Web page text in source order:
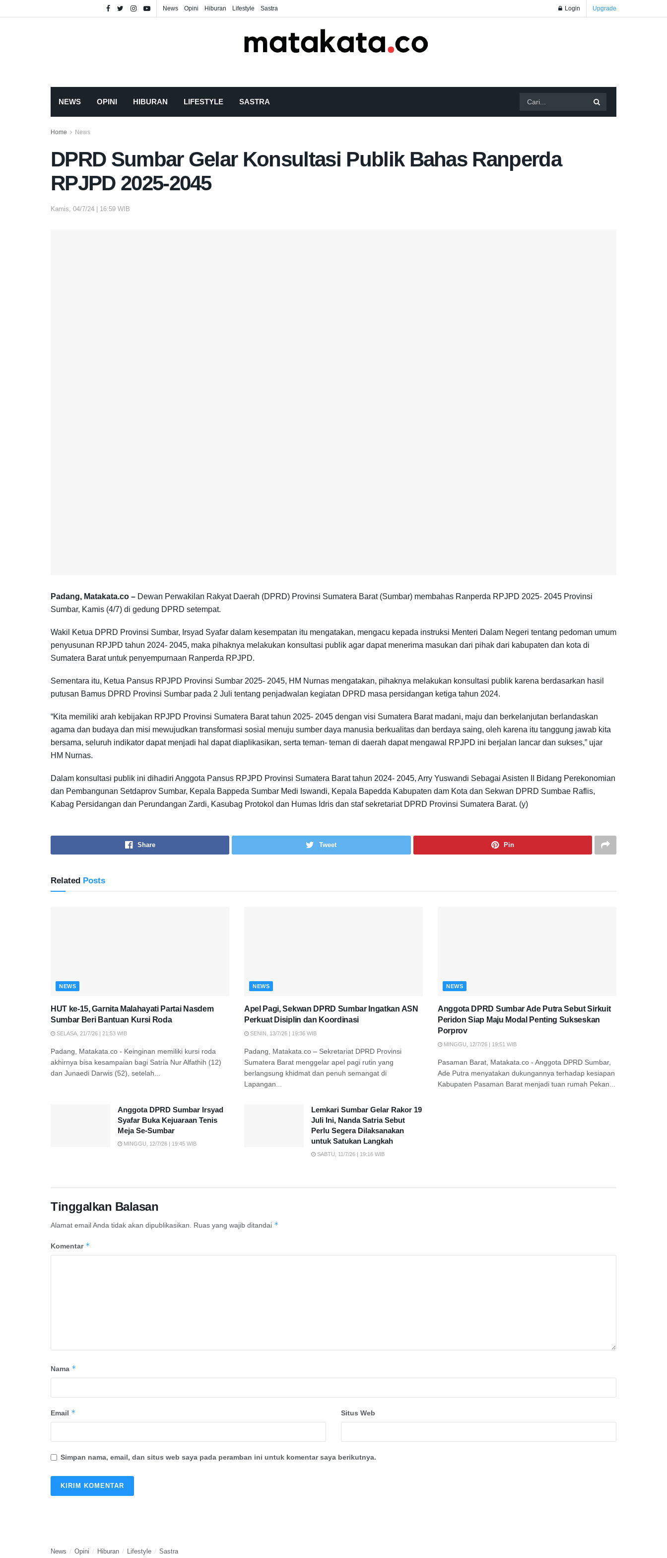
News Opini Hiburan Lifestyle Sastra Login Upgrade
NEWS OPINI HIBURAN LIFESTYLE SASTRA
Home News
DPRD Sumbar Gelar Konsultasi Publik Bahas Ranperda
RPJPD 2025-2045
Kamis, 04/7/24 | 16:59 WIB
Padang, Matakata.co – Dewan Perwakilan Rakyat Daerah (DPRD) Provinsi Sumatera Barat (Sumbar) membahas Ranperda RPJPD 2025- 2045 Provinsi
Sumbar, Kamis (4/7) di gedung DPRD setempat.
Wakil Ketua DPRD Provinsi Sumbar, Irsyad Syafar dalam kesempatan itu mengatakan, mengacu kepada instruksi Menteri Dalam Negeri tentang pedoman umum
penyusunan RPJPD tahun 2024- 2045, maka pihaknya melakukan konsultasi publik agar dapat menerima masukan dari pihak dari kabupaten dan kota di
Sumatera Barat untuk penyempurnaan Ranperda RPJPD.
Sementara itu, Ketua Pansus RPJPD Provinsi Sumbar 2025- 2045, HM Nurnas mengatakan, pihaknya melakukan konsultasi publik karena berdasarkan hasil
putusan Bamus DPRD Provinsi Sumbar pada 2 Juli tentang penjadwalan kegiatan DPRD masa persidangan ketiga tahun 2024.
“Kita memiliki arah kebijakan RPJPD Provinsi Sumatera Barat tahun 2025- 2045 dengan visi Sumatera Barat madani, maju dan berkelanjutan berlandaskan
agama dan budaya dan misi mewujudkan transformasi sosial menuju sumber daya manusia berkualitas dan berdaya saing, oleh karena itu tanggung jawab kita
bersama, seluruh indikator dapat menjadi hal dapat diaplikasikan, serta teman- teman di daerah dapat mengawal RPJPD ini berjalan lancar dan sukses,” ujar
HM Nurnas.
Dalam konsultasi publik ini dihadiri Anggota Pansus RPJPD Provinsi Sumatera Barat tahun 2024- 2045, Arry Yuswandi Sebagai Asisten II Bidang Perekonomian
dan Pembangunan Setdaprov Sumbar, Kepala Bappeda Sumbar Medi Iswandi, Kepala Bapedda Kabupaten dam Kota dan Sekwan DPRD Sumbae Raflis,
Kabag Persidangan dan Perundangan Zardi, Kasubag Protokol dan Humas Idris dan staf sekretariat DPRD Provinsi Sumatera Barat. (y)
Share Tweet Pin
Related Posts
NEWS
HUT ke-15, Garnita Malahayati Partai Nasdem
Sumbar Beri Bantuan Kursi Roda
SELASA, 21/7/26 | 21:53 WIB
Padang, Matakata.co - Keinginan memiliki kursi roda
akhirnya bisa kesampaian bagi Satria Nur Alfathih (12)
dan Junaedi Darwis (52), setelah...
NEWS
Apel Pagi, Sekwan DPRD Sumbar Ingatkan ASN
Perkuat Disiplin dan Koordinasi
SENIN, 13/7/26 | 19:36 WIB
Padang, Matakata.co – Sekretariat DPRD Provinsi
Sumatera Barat menggelar apel pagi rutin yang
berlangsung khidmat dan penuh semangat di
Lapangan...
NEWS
Anggota DPRD Sumbar Ade Putra Sebut Sirkuit
Peridon Siap Maju Modal Penting Sukseskan
Porprov
MINGGU, 12/7/26 | 19:51 WIB
Pasaman Barat, Matakata.co - Anggota DPRD Sumbar,
Ade Putra menyatakan dukungannya terhadap kesiapan
Kabupaten Pasaman Barat menjadi tuan rumah Pekan...
Anggota DPRD Sumbar Irsyad
Syafar Buka Kejuaraan Tenis
Meja Se-Sumbar
MINGGU, 12/7/26 | 19:45 WIB
Lemkari Sumbar Gelar Rakor 19
Juli Ini, Nanda Satria Sebut
Perlu Segera Dilaksanakan
untuk Satukan Langkah
SABTU, 11/7/26 | 19:16 WIB
Tinggalkan Balasan
Alamat email Anda tidak akan dipublikasikan. Ruas yang wajib ditandai *
Komentar *
Nama *
Email * Situs Web
Simpan nama, email, dan situs web saya pada peramban ini untuk komentar saya berikutnya.
News Opini Hiburan Lifestyle Sastra